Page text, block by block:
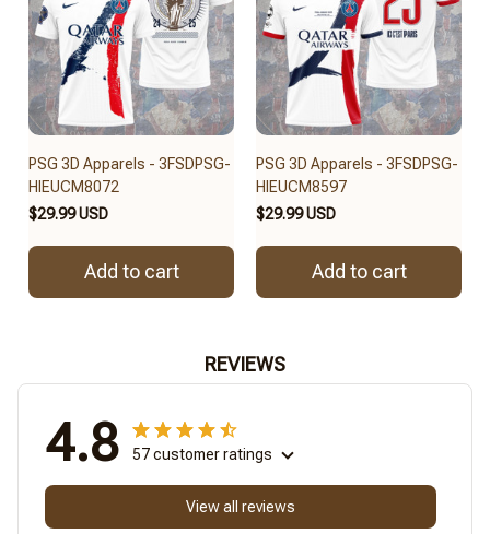
PSG 3D Apparels - 3FSDPSG-
HIEUCM8072
$29.99 USD
Add to cart
PSG 3D Apparels - 3FSDPSG-
HIEUCM8597
$29.99 USD
Add to cart
REVIEWS
4.8 57 customer ratings
View all reviews